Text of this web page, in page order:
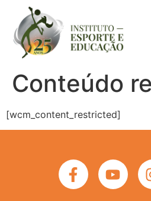
Conteúdo
[wcm_content_restricted]